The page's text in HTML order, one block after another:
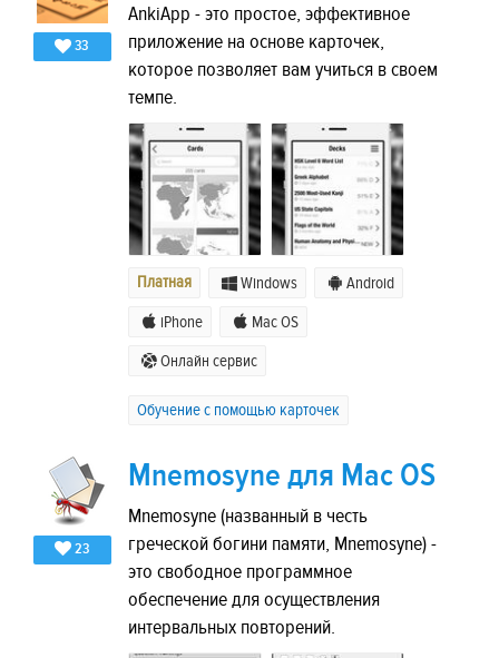
33
AnkiApp - это простое, эффективное
приложение на основе карточек,
которое позволяет вам учиться в своем
темпе.
Платная Windows Android
iPhone Mac OS
Онлайн сервис
Обучение с помощью карточек
23
Mnemosyne для Mac OS
Mnemosyne (названный в честь
греческой богини памяти, Mnemosyne) -
это свободное программное
обеспечение для осуществления
интервальных повторений.